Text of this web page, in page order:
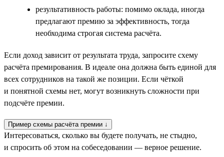
результативность работы: помимо оклада, иногда
предлагают премию за эффективность, тогда
необходима строгая система расчёта.
Если доход зависит от результата труда, запросите схему
расчёта премирования. В идеале она должна быть единой для
всех сотрудников на такой же позиции. Если чёткой
и понятной схемы нет, могут возникнуть сложности при
подсчёте премии.
Пример схемы расчёта премии ↓
Интересоваться, сколько вы будете получать, не стыдно,
и спросить об этом на собеседовании — верное решение.